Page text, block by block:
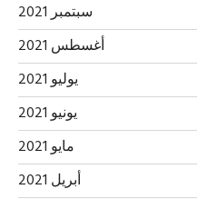
سبتمبر 2021
أغسطس 2021
يوليو 2021
يونيو 2021
مايو 2021
أبريل 2021